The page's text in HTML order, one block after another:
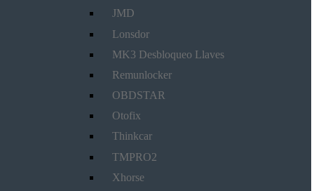
JMD
Lonsdor
MK3 Desbloqueo Llaves
Remunlocker
OBDSTAR
Otofix
Thinkcar
TMPRO2
Xhorse